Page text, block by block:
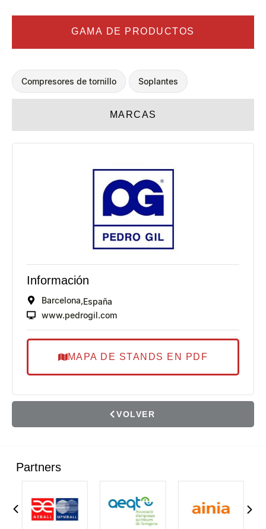
GAMA DE PRODUCTOS
MARCAS
Compresores de tornillo Soplantes
Información
Barcelona, España
www.pedrogil.com
MAPA DE STANDS EN PDF
VOLVER
Partners